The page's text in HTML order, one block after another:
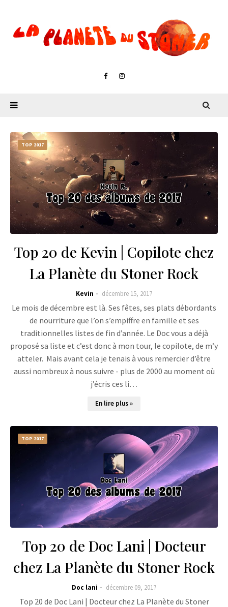
TOP 2017
Top 20 de Kevin | Copilote chez
La Planète du Stoner Rock
Kevin décembre 15, 2017
Le mois de décembre est là. Ses fêtes, ses plats débordants
de nourriture que l’on s’empiffre en famille et ses
traditionnelles listes de fin d’année. Le Doc vous a déjà
proposé sa liste et c’est donc à mon tour, le copilote, de m’y
atteler. Mais avant cela je tenais à vous remercier d’être
aussi nombreux à nous suivre - plus de 2000 au moment où
j’écris ces li…
En lire plus »
TOP 2017
Top 20 de Doc Lani | Docteur
chez La Planète du Stoner Rock
Doc lani décembre 09, 2017
Top 20 de Doc Lani | Docteur chez La Planète du Stoner